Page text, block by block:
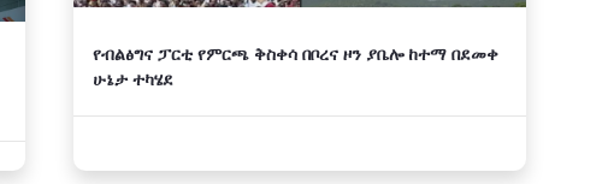
የብልፅግና ፓርቲ የምርጫ ቅስቀሳ በቦረና ዞን ያቤሎ ከተማ በደመቀ
ሁኔታ ተካሄደ